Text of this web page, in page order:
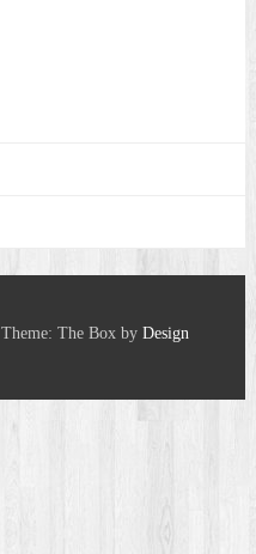
Theme: The Box byDesign